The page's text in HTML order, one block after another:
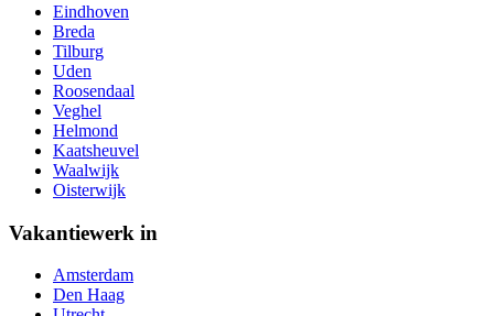
Eindhoven
Breda
Tilburg
Uden
Roosendaal
Veghel
Helmond
Kaatsheuvel
Waalwijk
Oisterwijk
Vakantiewerk in
Amsterdam
Den Haag